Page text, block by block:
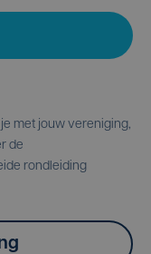
met jouw vereniging,
de
rondleiding